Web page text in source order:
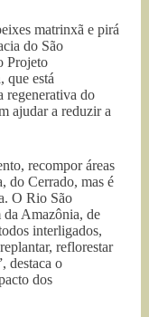
matrinxã e pirá
do São
Projeto
que está
regenerativa do
ajudar a reduzir a
recompor áreas
do Cerrado, mas é
O Rio São
Amazônia, de
interligados,
reflorestar
destaca o
dos